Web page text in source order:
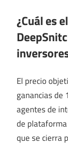
¿Cuál es
El precio
ganancias de
agentes de
de
que se cierra